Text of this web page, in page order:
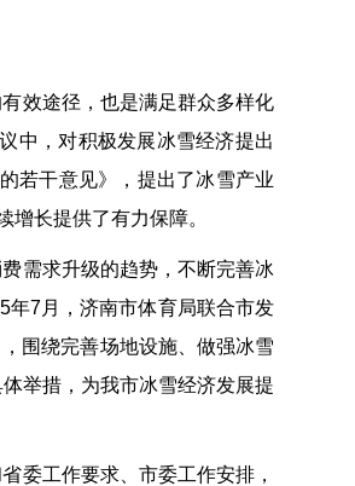
效途径，也是满足群众多样化
中，对积极发展冰雪经济提出
若干意见》，提出了冰雪产业
长提供了有力保障。
需求升级的趋势，不断完善冰
年7月，济南市体育局联合市发
围绕完善场地设施、做强冰雪
举措，为我市冰雪经济发展提
委工作要求、市委工作安排，